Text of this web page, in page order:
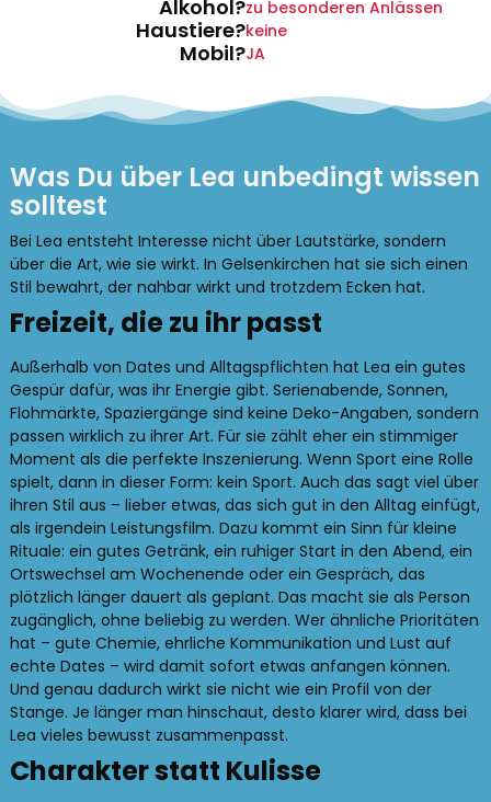
Alkohol?zu besonderen Anlässen
Haustiere?keine
Mobil?JA
Was Du über Lea unbedingt wissen
solltest
Bei Lea entsteht Interesse nicht über Lautstärke, sondern
über die Art, wie sie wirkt. In Gelsenkirchen hat sie sich einen
Stil bewahrt, der nahbar wirkt und trotzdem Ecken hat.
Freizeit, die zu ihr passt
Außerhalb von Dates und Alltagspflichten hat Lea ein gutes
Gespür dafür, was ihr Energie gibt. Serienabende, Sonnen,
Flohmärkte, Spaziergänge sind keine Deko-Angaben, sondern
passen wirklich zu ihrer Art. Für sie zählt eher ein stimmiger
Moment als die perfekte Inszenierung. Wenn Sport eine Rolle
spielt, dann in dieser Form: kein Sport. Auch das sagt viel über
ihren Stil aus – lieber etwas, das sich gut in den Alltag einfügt,
als irgendein Leistungsfilm. Dazu kommt ein Sinn für kleine
Rituale: ein gutes Getränk, ein ruhiger Start in den Abend, ein
Ortswechsel am Wochenende oder ein Gespräch, das
plötzlich länger dauert als geplant. Das macht sie als Person
zugänglich, ohne beliebig zu werden. Wer ähnliche Prioritäten
hat – gute Chemie, ehrliche Kommunikation und Lust auf
echte Dates – wird damit sofort etwas anfangen können.
Und genau dadurch wirkt sie nicht wie ein Profil von der
Stange. Je länger man hinschaut, desto klarer wird, dass bei
Lea vieles bewusst zusammenpasst.
Charakter statt Kulisse